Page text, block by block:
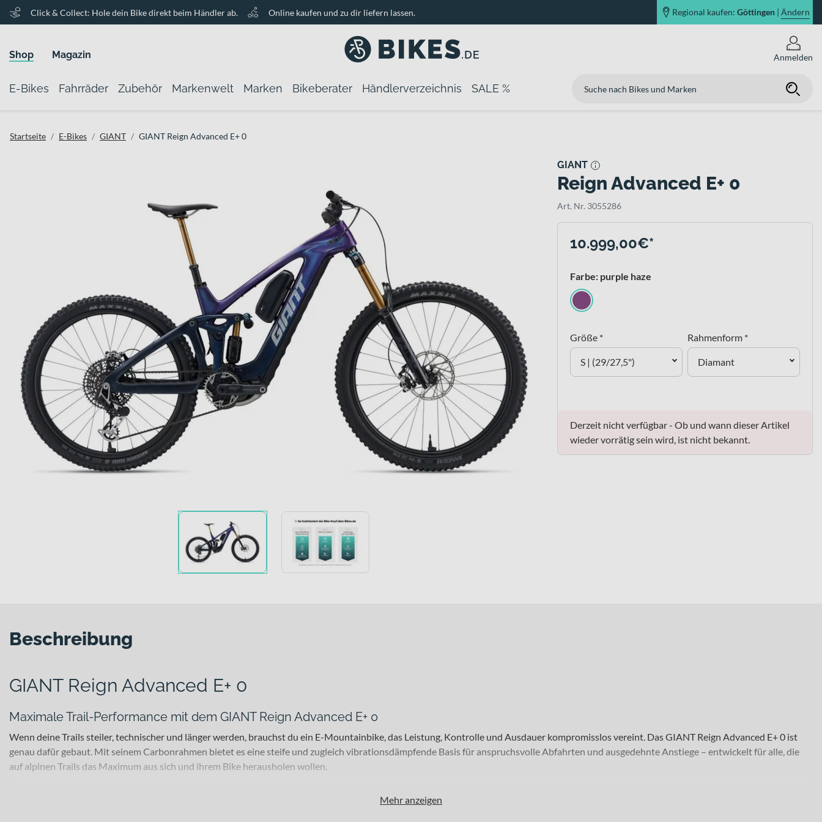
Click & Collect: Hole dein Bike direkt beim Händler ab. Online kaufen und zu dir liefern lassen. Regional kaufen: Göttingen | Ändern
Shop Magazin Anmelden
E-Bikes Fahrräder Zubehör Markenwelt Marken Bikeberater Händlerverzeichnis SALE %
Startseite E-Bikes GIANT GIANT Reign Advanced E+ 0
GIANT
Reign Advanced E+ 0
Art. Nr. 3055286
10.999,00€*
Farbe: purple haze
Größe *
S | (29/27,5")
Rahmenform *
Diamant
Derzeit nicht verfügbar - Ob und wann dieser Artikel
wieder vorrätig sein wird, ist nicht bekannt.
Beschreibung
GIANT Reign Advanced E+ 0
Maximale Trail-Performance mit dem GIANT Reign Advanced E+ 0
Wenn deine Trails steiler, technischer und länger werden, brauchst du ein E-Mountainbike, das Leistung, Kontrolle und Ausdauer kompromisslos vereint. Das GIANT Reign Advanced E+ 0 ist
genau dafür gebaut. Mit seinem Carbonrahmen bietet es eine steife und zugleich vibrationsdämpfende Basis für anspruchsvolle Abfahrten und ausgedehnte Anstiege – entwickelt für alle, die
auf alpinen Trails das Maximum aus sich und ihrem Bike herausholen wollen.
Mehr anzeigen